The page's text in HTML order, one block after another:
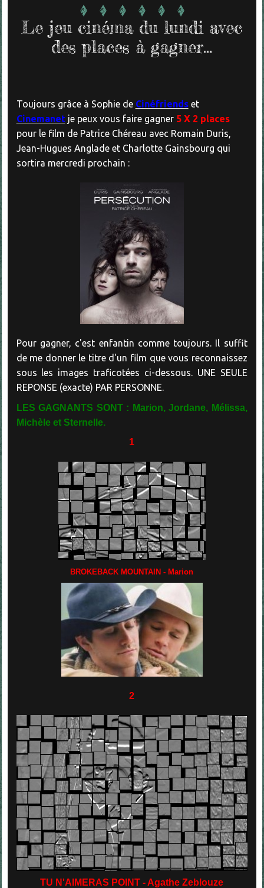
Le jeu cinéma du lundi avec
des places à gagner...
Toujours grâce à Sophie de Cinéfriendset
Cinemanet je peux vous faire gagner 5 X 2 places
pour le film de Patrice Chéreau avec Romain Duris,
Jean-Hugues Anglade et Charlotte Gainsbourg qui
sortira mercredi prochain :
Pour gagner, c'est enfantin comme toujours. Il suffit
de me donner le titre d'un film que vous reconnaissez
sous les images traficotées ci-dessous. UNE SEULE
REPONSE (exacte) PAR PERSONNE.
LES GAGNANTS SONT : Marion, Jordane, Mélissa,
Michèle et Sternelle.
1
BROKEBACK MOUNTAIN - Marion
2
TU N'AIMERAS POINT - Agathe Zeblouze